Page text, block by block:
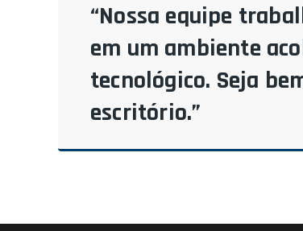
“Nossa equipe
em um ambiente
tecnológico. Seja
escritório.”